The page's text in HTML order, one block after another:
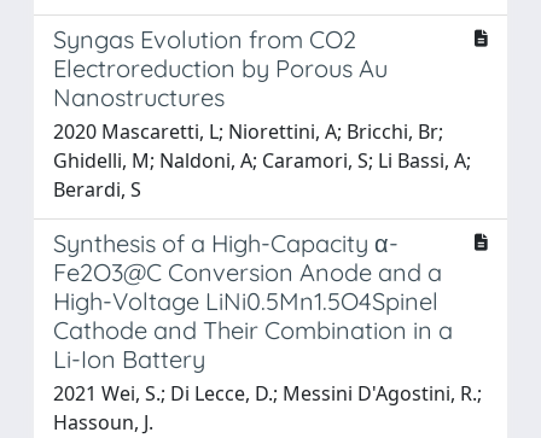
Syngas Evolution from CO2
Electroreduction by Porous Au
Nanostructures
2020 Mascaretti, L; Niorettini, A; Bricchi, Br;
Ghidelli, M; Naldoni, A; Caramori, S; Li Bassi, A;
Berardi, S
Synthesis of a High-Capacity α-
Fe2O3@C Conversion Anode and a
High-Voltage LiNi0.5Mn1.5O4Spinel
Cathode and Their Combination in a
Li-Ion Battery
2021 Wei, S.; Di Lecce, D.; Messini D'Agostini, R.;
Hassoun, J.